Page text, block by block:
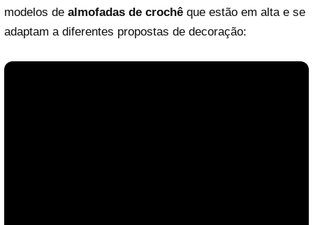
modelos de almofadas de crochê que estão em alta e se
adaptam a diferentes propostas de decoração: